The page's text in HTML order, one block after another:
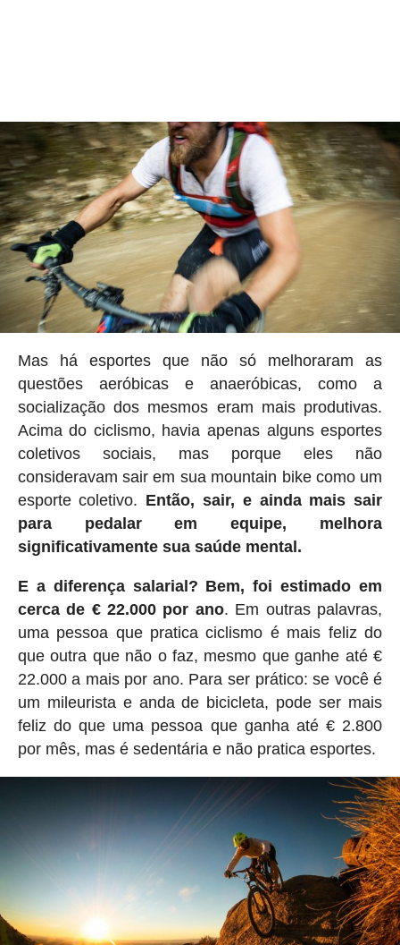
Mas há esportes que não só melhoraram as
questões aeróbicas e anaeróbicas, como a
socialização dos mesmos eram mais produtivas.
Acima do ciclismo, havia apenas alguns esportes
coletivos sociais, mas porque eles não
consideravam sair em sua mountain bike como um
esporte coletivo. Então, sair, e ainda mais sair
para pedalar em equipe, melhora
significativamente sua saúde mental.
E a diferença salarial? Bem, foi estimado em
cerca de € 22.000 por ano. Em outras palavras,
uma pessoa que pratica ciclismo é mais feliz do
que outra que não o faz, mesmo que ganhe até €
22.000 a mais por ano. Para ser prático: se você é
um mileurista e anda de bicicleta, pode ser mais
feliz do que uma pessoa que ganha até € 2.800
por mês, mas é sedentária e não pratica esportes.